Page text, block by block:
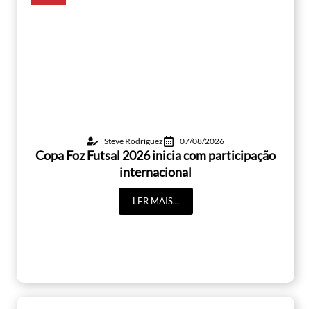
Steve Rodríguez 07/08/2026
Copa Foz Futsal 2026 inicia com participação
internacional
LER MAIS...